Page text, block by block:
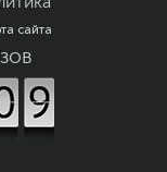
сайта